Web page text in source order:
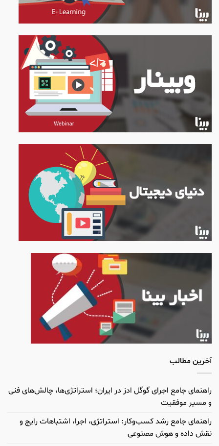
آخرین مطالب
راهنمای جامع اجرای گوگل ادز در ایران؛ استراتژی‌ها، چالش‌های فنی
و مسیر موفقیت
راهنمای جامع رشد کسب‌وکار: استراتژی، اجرا، اشتباهات رایج و
نقش داده و هوش مصنوعی